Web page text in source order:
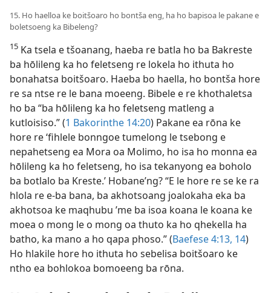
15. Ho haelloa ke boitšoaro ho bontša eng, ha ho bapisoa le pakane e
boletsoeng ka Bibeleng?
15 Ka tsela e tšoanang, haeba re batla ho ba Bakreste
ba hōlileng ka ho feletseng re lokela ho ithuta ho
bonahatsa boitšoaro. Haeba bo haella, ho bontša hore
re sa ntse re le bana moeeng. Bibele e re khothaletsa
ho ba “ba hōlileng ka ho feletseng matleng a
kutloisiso.” (1 Bakorinthe 14:20) Pakane ea rōna ke
hore re ‘fihlele bonngoe tumelong le tsebong e
nepahetseng ea Mora oa Molimo, ho isa ho monna ea
hōlileng ka ho feletseng, ho isa tekanyong ea boholo
ba botlalo ba Kreste.’ Hobane’ng? “E le hore re se ke ra
hlola re e-ba bana, ba akhotsoang joalokaha eka ba
akhotsoa ke maqhubu ’me ba isoa koana le koana ke
moea o mong le o mong oa thuto ka ho qhekella ha
batho, ka mano a ho qapa phoso.” (Baefese 4:13, 14)
Ho hlakile hore ho ithuta ho sebelisa boitšoaro ke
ntho ea bohlokoa bomoeeng ba rōna.